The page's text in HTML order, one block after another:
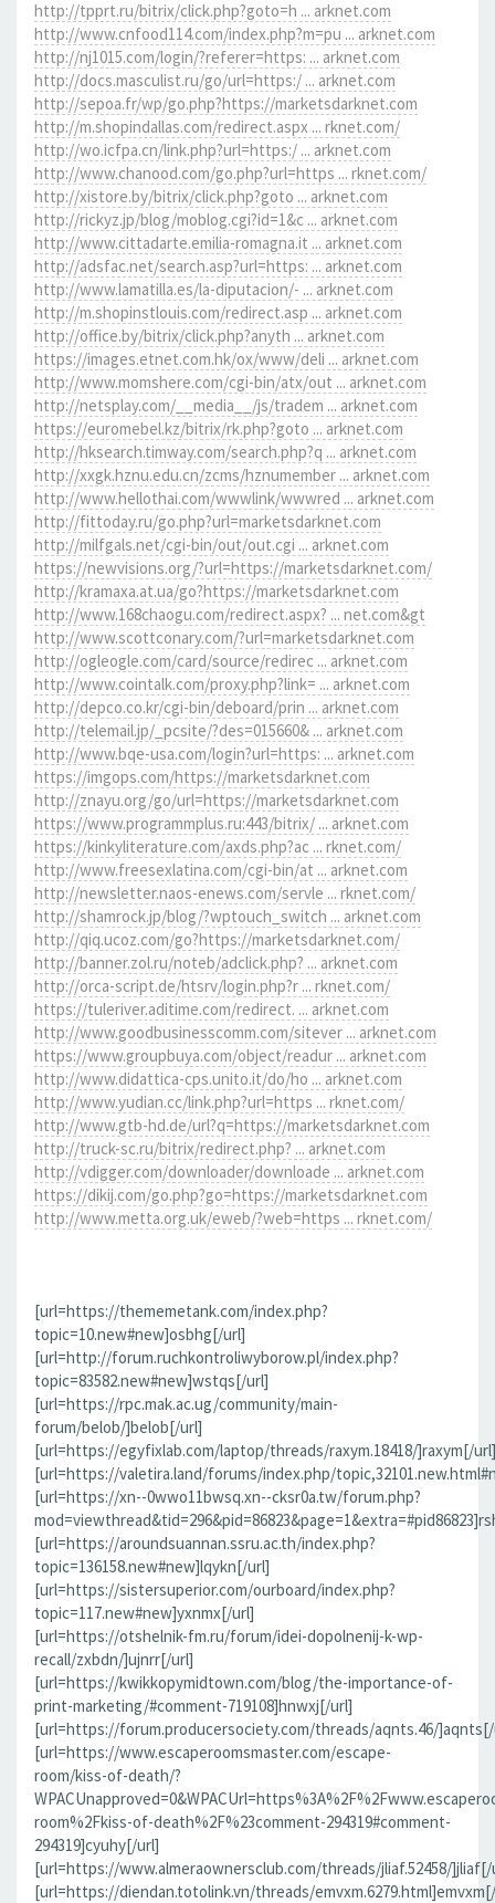
http://tpprt.ru/bitrix/click.php?goto=h ... arknet.com
http://www.cnfood114.com/index.php?m=pu ... arknet.com
http://nj1015.com/login/?referer=https: ... arknet.com
http://docs.masculist.ru/go/url=https:/ ... arknet.com
http://sepoa.fr/wp/go.php?https://marketsdarknet.com
http://m.shopindallas.com/redirect.aspx ... rknet.com/
http://wo.icfpa.cn/link.php?url=https:/ ... arknet.com
http://www.chanood.com/go.php?url=https ... rknet.com/
http://xistore.by/bitrix/click.php?goto ... arknet.com
http://rickyz.jp/blog/moblog.cgi?id=1&c ... arknet.com
http://www.cittadarte.emilia-romagna.it ... arknet.com
http://adsfac.net/search.asp?url=https: ... arknet.com
http://www.lamatilla.es/la-diputacion/- ... arknet.com
http://m.shopinstlouis.com/redirect.asp ... arknet.com
http://office.by/bitrix/click.php?anyth ... arknet.com
https://images.etnet.com.hk/ox/www/deli ... arknet.com
http://www.momshere.com/cgi-bin/atx/out ... arknet.com
http://netsplay.com/__media__/js/tradem ... arknet.com
https://euromebel.kz/bitrix/rk.php?goto ... arknet.com
http://hksearch.timway.com/search.php?q ... arknet.com
http://xxgk.hznu.edu.cn/zcms/hznumember ... arknet.com
http://www.hellothai.com/wwwlink/wwwred ... arknet.com
http://fittoday.ru/go.php?url=marketsdarknet.com
http://milfgals.net/cgi-bin/out/out.cgi ... arknet.com
https://newvisions.org/?url=https://marketsdarknet.com/
http://kramaxa.at.ua/go?https://marketsdarknet.com
http://www.168chaogu.com/redirect.aspx? ... net.com&gt
http://www.scottconary.com/?url=marketsdarknet.com
http://ogleogle.com/card/source/redirec ... arknet.com
http://www.cointalk.com/proxy.php?link= ... arknet.com
http://depco.co.kr/cgi-bin/deboard/prin ... arknet.com
http://telemail.jp/_pcsite/?des=015660& ... arknet.com
http://www.bqe-usa.com/login?url=https: ... arknet.com
https://imgops.com/https://marketsdarknet.com
http://znayu.org/go/url=https://marketsdarknet.com
https://www.programmplus.ru:443/bitrix/ ... arknet.com
https://kinkyliterature.com/axds.php?ac ... rknet.com/
http://www.freesexlatina.com/cgi-bin/at ... arknet.com
http://newsletter.naos-enews.com/servle ... rknet.com/
http://shamrock.jp/blog/?wptouch_switch ... arknet.com
http://qiq.ucoz.com/go?https://marketsdarknet.com/
http://banner.zol.ru/noteb/adclick.php? ... arknet.com
http://orca-script.de/htsrv/login.php?r ... rknet.com/
https://tuleriver.aditime.com/redirect. ... arknet.com
http://www.goodbusinesscomm.com/sitever ... arknet.com
https://www.groupbuya.com/object/readur ... arknet.com
http://www.didattica-cps.unito.it/do/ho ... arknet.com
http://www.yudian.cc/link.php?url=https ... rknet.com/
http://www.gtb-hd.de/url?q=https://marketsdarknet.com
http://truck-sc.ru/bitrix/redirect.php? ... arknet.com
http://vdigger.com/downloader/downloade ... arknet.com
https://dikij.com/go.php?go=https://marketsdarknet.com
http://www.metta.org.uk/eweb/?web=https ... rknet.com/
[url=https://thememetank.com/index.php?
topic=10.new#new]osbhg[/url]
[url=http://forum.ruchkontroliwyborow.pl/index.php?
topic=83582.new#new]wstqs[/url]
[url=https://rpc.mak.ac.ug/community/main-
forum/belob/]belob[/url]
[url=https://egyfixlab.com/laptop/threads/raxym.18418/]raxym[/url]
[url=https://valetira.land/forums/index.php/
[url=https://xn--0wwo11bwsq.xn--cksr0a.tw/forum.php?
[url=https://aroundsuannan.ssru.ac.th/index.php?
topic=136158.new#new]lqykn[/url]
[url=https://sistersuperior.com/ourboard/index.php?
topic=117.new#new]yxnmx[/url]
[url=https://otshelnik-fm.ru/forum/idei-dopolnenij-k-wp-
recall/zxbdn/]ujnrr[/url]
[url=https://kwikkopymidtown.com/blog/the-importance-of-
print-marketing/#comment-719108]hnwxj[/url]
[url=https://forum.producersociety.com/threads/aqnts.46/
[url=https://www.escaperoomsmaster.com/escape-
room/kiss-of-death/?
room%2Fkiss-of-death%2F%23comment-294319#comment-
294319]cyuhy[/url]
[url=https://www.almeraownersclub.com/threads/jliaf.52458/
[url=https://diendan.totolink.vn/threads/